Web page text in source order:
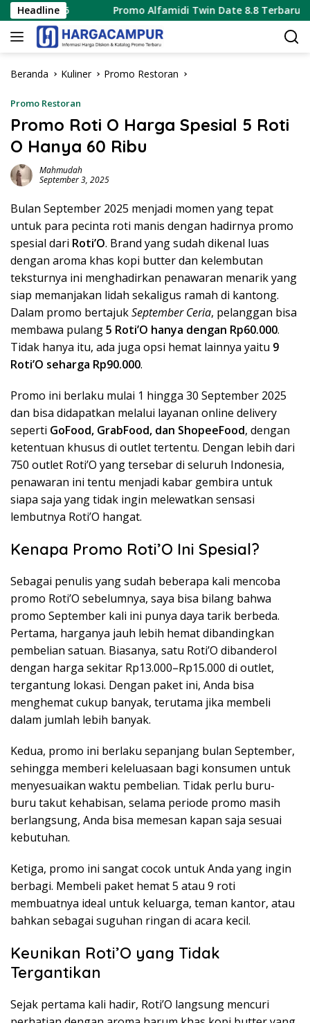
Langsung
ke
konten
Headline Promo Alfamidi Twin Date 8.8 Terbaru 8 Agustus
Beranda Kuliner Promo Restoran
Promo Restoran
Promo Roti O Harga Spesial 5 Roti
O Hanya 60 Ribu
Mahmudah
September 3, 2025
Bulan September 2025 menjadi momen yang tepat
untuk para pecinta roti manis dengan hadirnya promo
spesial dari Roti’O. Brand yang sudah dikenal luas
dengan aroma khas kopi butter dan kelembutan
teksturnya ini menghadirkan penawaran menarik yang
siap memanjakan lidah sekaligus ramah di kantong.
Dalam promo bertajukSeptember Ceria, pelanggan bisa
membawa pulang5 Roti’O hanya dengan Rp60.000.
Tidak hanya itu, ada juga opsi hemat lainnya yaitu 9
Roti’O seharga Rp90.000.
Promo ini berlaku mulai 1 hingga 30 September 2025
dan bisa didapatkan melalui layanan online delivery
seperti GoFood, GrabFood, dan ShopeeFood, dengan
ketentuan khusus di outlet tertentu. Dengan lebih dari
750 outlet Roti’O yang tersebar di seluruh Indonesia,
penawaran ini tentu menjadi kabar gembira untuk
siapa saja yang tidak ingin melewatkan sensasi
lembutnya Roti’O hangat.
Kenapa Promo Roti’O Ini Spesial?
Sebagai penulis yang sudah beberapa kali mencoba
promo Roti’O sebelumnya, saya bisa bilang bahwa
promo September kali ini punya daya tarik berbeda.
Pertama, harganya jauh lebih hemat dibandingkan
pembelian satuan. Biasanya, satu Roti’O dibanderol
dengan harga sekitar Rp13.000–Rp15.000 di outlet,
tergantung lokasi. Dengan paket ini, Anda bisa
menghemat cukup banyak, terutama jika membeli
dalam jumlah lebih banyak.
Kedua, promo ini berlaku sepanjang bulan September,
sehingga memberi keleluasaan bagi konsumen untuk
menyesuaikan waktu pembelian. Tidak perlu buru-
buru takut kehabisan, selama periode promo masih
berlangsung, Anda bisa memesan kapan saja sesuai
kebutuhan.
Ketiga, promo ini sangat cocok untuk Anda yang ingin
berbagi. Membeli paket hemat 5 atau 9 roti
membuatnya ideal untuk keluarga, teman kantor, atau
bahkan sebagai suguhan ringan di acara kecil.
Keunikan Roti’O yang Tidak
Tergantikan
Sejak pertama kali hadir, Roti’O langsung mencuri